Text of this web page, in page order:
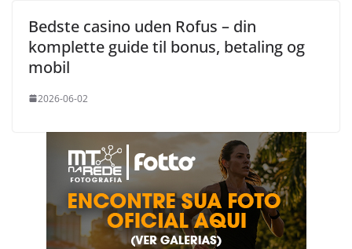
Bedste casino uden Rofus – din
komplette guide til bonus, betaling og
mobil
2026-06-02